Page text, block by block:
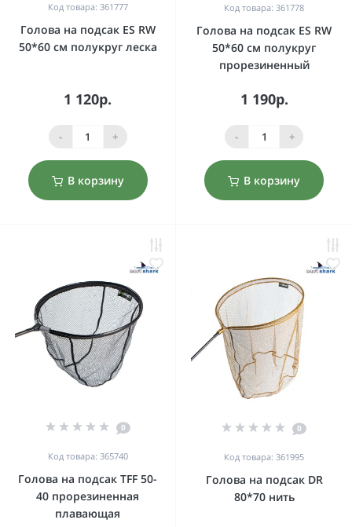
Код товара: 361777
Голова на подсак ES RW
50*60 см полукруг леска
1 120р.
- +
В корзину
Код товара: 361778
Голова на подсак ES RW
50*60 см полукруг
прорезиненный
1 190р.
- +
В корзину
0
Код товара: 365740
Голова на подсак TFF 50-
40 прорезиненная
плавающая
0
Код товара: 361995
Голова на подсак DR
80*70 нить